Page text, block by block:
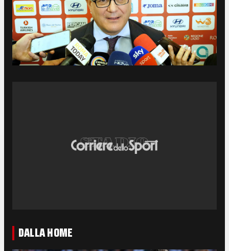
DALLA HOME